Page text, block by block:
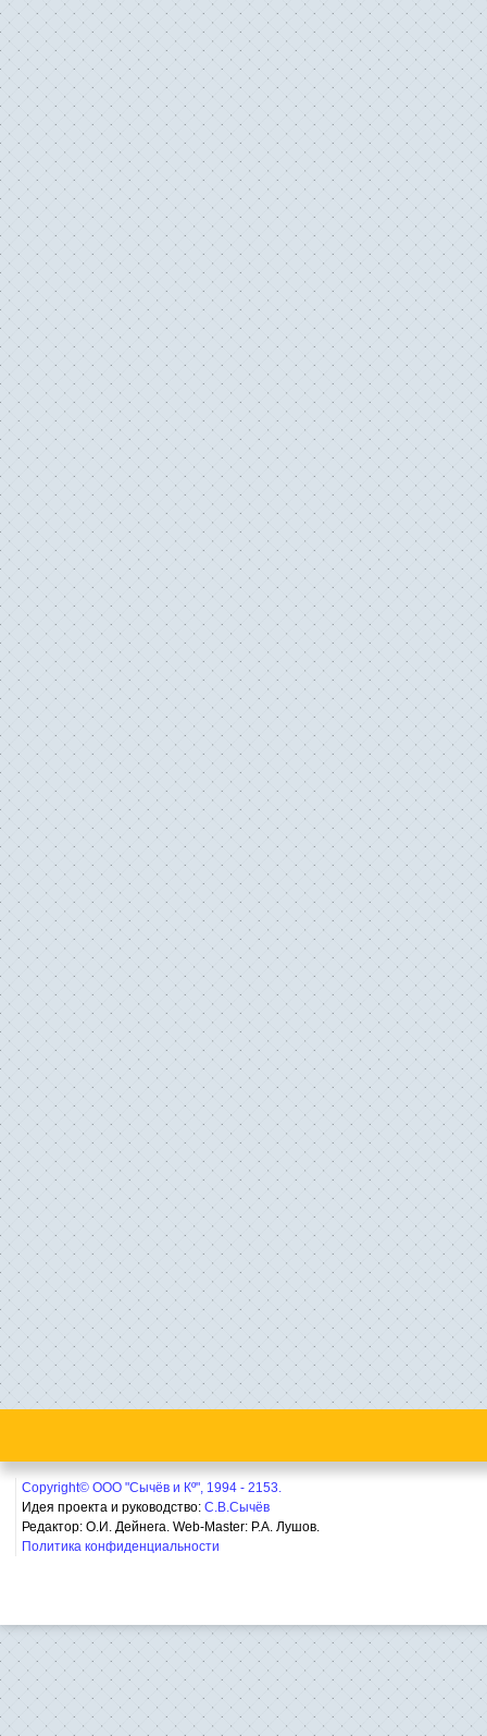
Copyright© ООО "Сычёв и Кº", 1994 - 2153.
Идея проекта и руководство: С.В.Сычёв
Редактор: О.И. Дейнега. Web-Master: Р.А. Лушов.
Политика конфиденциальности